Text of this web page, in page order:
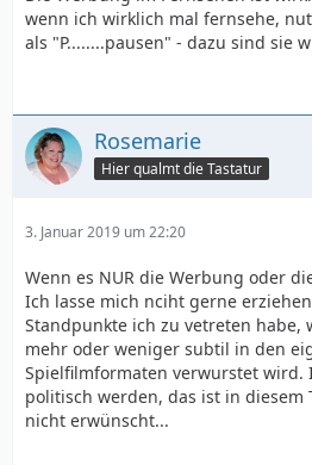
wenn ich wirklich mal fernsehe,
als "P........pausen" - dazu sind sie
Rosemarie
Hier qualmt die Tastatur
3. Januar 2019 um 22:20
Wenn es NUR die Werbung oder
Ich lasse mich nciht gerne
Standpunkte ich zu vetreten habe,
mehr oder weniger subtil in den
Spielfilmformaten verwurstet wird.
politisch werden, das ist in
nicht erwünscht...